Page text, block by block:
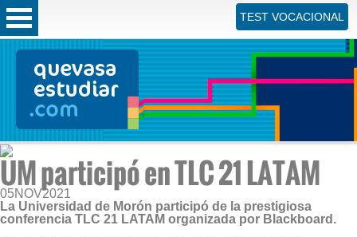
TEST VOCACIONAL
UM participó en TLC 21 LATAM
05NOV2021
La Universidad de Morón participó de la prestigiosa
conferencia TLC 21 LATAM organizada por Blackboard.